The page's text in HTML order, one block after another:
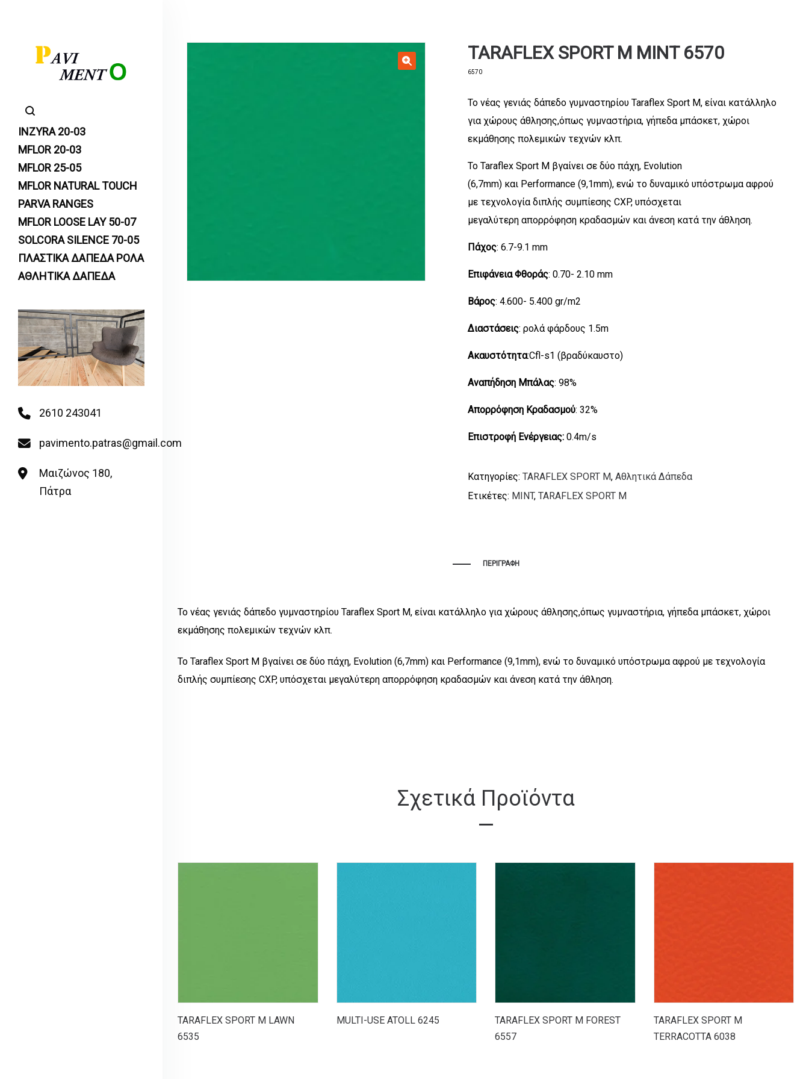
INZYRA 20-03
MFLOR 20-03
MFLOR 25-05
MFLOR NATURAL TOUCH
PARVA RANGES
MFLOR LOOSE LAY 50-07
SOLCORA SILENCE 70-05
ΠΛΑΣΤΙΚΑ ΔΑΠΕΔΑ ΡΟΛΑ
ΑΘΛΗΤΙΚΑ ΔΑΠΕΔΑ
2610 243041
pavimento.patras@gmail.com
Μαιζώνος 180,
Πάτρα
TARAFLEX SPORT M MINT 6570
6570
Το νέας γενιάς δάπεδο γυμναστηρίου Taraflex Sport M, είναι κατάλληλο
για χώρους άθλησης,όπως γυμναστήρια, γήπεδα μπάσκετ, χώροι
εκμάθησης πολεμικών τεχνών κλπ.
Το Taraflex Sport M βγαίνει σε δύο πάχη, Evolution
(6,7mm) και Performance (9,1mm), ενώ το δυναμικό υπόστρωμα αφρού
με τεχνολογία διπλής συμπίεσης CXP, υπόσχεται
μεγαλύτερη απορρόφηση κραδασμών και άνεση κατά την άθληση.
Πάχος: 6.7-9.1 mm
Επιφάνεια Φθοράς: 0.70- 2.10 mm
Βάρος: 4.600- 5.400 gr/m2
Διαστάσεις: ρολά φάρδους 1.5m
Ακαυστότητα:Cfl-s1 (βραδύκαυστο)
Αναπήδηση Μπάλας: 98%
Απορρόφηση Κραδασμού: 32%
Επιστροφή Ενέργειας: 0.4m/s
Κατηγορίες: TARAFLEX SPORT M, Αθλητικά Δάπεδα
Ετικέτες: MINT, TARAFLEX SPORT M
ΠΕΡΙΓΡΑΦΉ
Το νέας γενιάς δάπεδο γυμναστηρίου Taraflex Sport M, είναι κατάλληλο για χώρους άθλησης,όπως γυμναστήρια, γήπεδα μπάσκετ, χώροι
εκμάθησης πολεμικών τεχνών κλπ.
Το Taraflex Sport M βγαίνει σε δύο πάχη, Evolution (6,7mm) και Performance (9,1mm), ενώ το δυναμικό υπόστρωμα αφρού με τεχνολογία
διπλής συμπίεσης CXP, υπόσχεται μεγαλύτερη απορρόφηση κραδασμών και άνεση κατά την άθληση.
Σχετικά Προϊόντα
TARAFLEX SPORT M LAWN
6535
MULTI-USE ATOLL 6245
TARAFLEX SPORT M FOREST
6557
TARAFLEX SPORT M
TERRACOTTA 6038